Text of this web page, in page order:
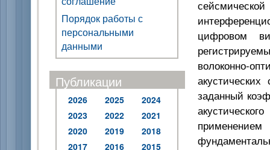
Порядок работы с
персональными
данными
Публикации
2026 2025
2024
2023
2022
2021
2020
2019
2018
2017
2016
2015
цифровом
волоконно-
заданный